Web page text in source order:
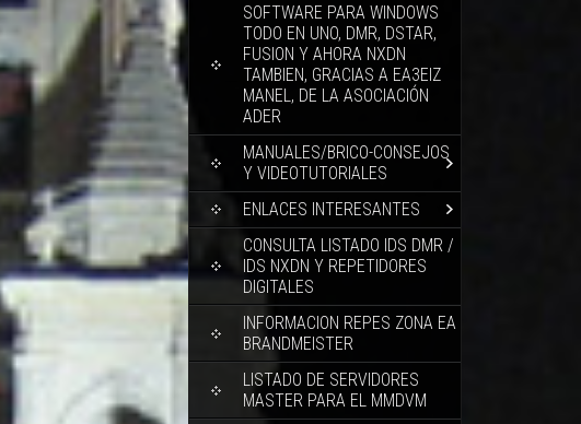
SOFTWARE PARA WINDOWS
TODO EN UNO, DMR, DSTAR,
FUSION Y AHORA NXDN
TAMBIEN, GRACIAS A EA3EIZ
MANEL, DE LA ASOCIACIÓN
ADER
MANUALES/BRICO-CONSEJOS
Y VIDEOTUTORIALES
ENLACES INTERESANTES
CONSULTA LISTADO IDS DMR /
IDS NXDN Y REPETIDORES
DIGITALES
INFORMACION REPES ZONA EA
BRANDMEISTER
LISTADO DE SERVIDORES
MASTER PARA EL MMDVM